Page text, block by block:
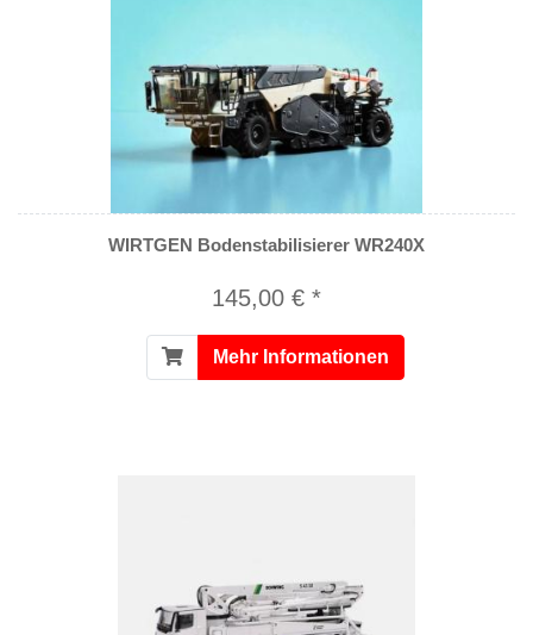
WIRTGEN Bodenstabilisierer WR240X
145,00 € *
Mehr Informationen